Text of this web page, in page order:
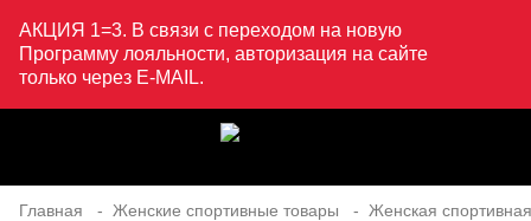
АКЦИЯ 1=3. В связи с переходом на новую
Программу лояльности, авторизация на сайте
только через E-MAIL.
Главная Женские спортивные товары Женская